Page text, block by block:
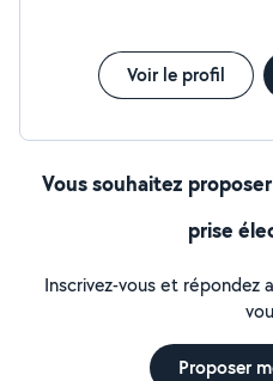
environs.. Je travaille
je peux avoir des amis qui m'aideront.
vos travaux gratuits. À très bientôt. Contactez moi si
Voir le profil
Vous souhaitez
prise
Inscrivez-vous et répondez
Proposer